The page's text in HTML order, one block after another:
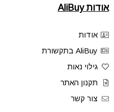
אודות AliBuy
אודות
AliBuy בתקשורת
גילוי נאות
תקנון האתר
צור קשר